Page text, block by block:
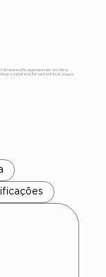
benéficas prosperam em fibra
o colesterol. Em lactentes, B. longum